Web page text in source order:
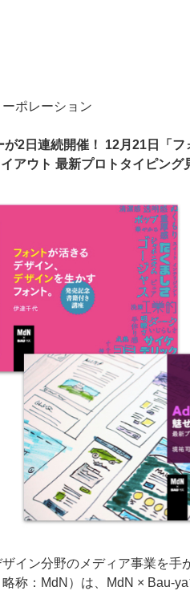
ポレーション
2日連続開催！ 12月21日「
アウト 最新プロトタイピング
イン分野のメディア事業を
称：MdN）は、MdN × Bau-